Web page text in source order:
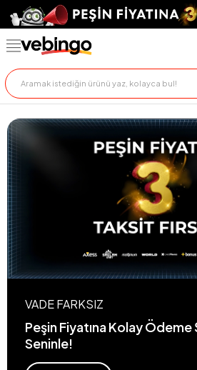
VADE FARKSIZ
Peşin Fiyatına Kolay Ödeme
Seninle!